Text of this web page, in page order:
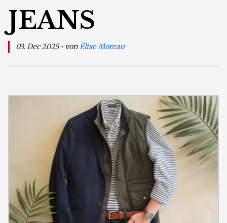
JEANS
03. Dec 2025 • vonÉlise Moreau